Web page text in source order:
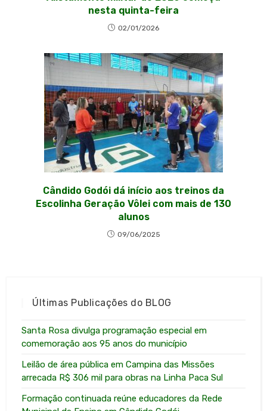
nesta quinta-feira
02/01/2026
Cândido Godói dá início aos treinos da
Escolinha Geração Vôlei com mais de 130
alunos
09/06/2025
Últimas Publicações do BLOG
Santa Rosa divulga programação especial em
comemoração aos 95 anos do município
Leilão de área pública em Campina das Missões
arrecada R$ 306 mil para obras na Linha Paca Sul
Formação continuada reúne educadores da Rede